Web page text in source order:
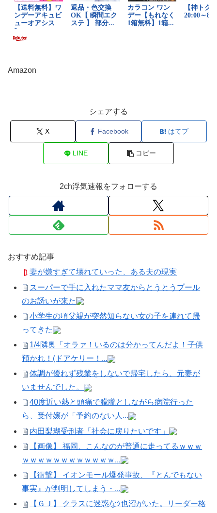
Amazon
シェアする
X Facebook はてブ
LINE コピー
2ch浮気速報をフォローする
おすすめ記事
妻が嫌すぎて壊れていった、ある夫の現実
スーパーで手に入れたママ友からとうとうプール
のお誘いが来た
小学生の頃父親が突然知らない女の子を連れて帰
ってきた
1/4隣奥「オラァ！いるのは分かってんだよ！子供
預かれ！(ドアケリー！...
体調が優れず残業をしないで帰宅したら、元妻が
いませんでした。
40度近い熱と頭痛で朦朧としながら病院行った
ら、受付嬢が「予約のない人...
内田梨瑚受刑者「社会に戻りたいです」
【画像】 福岡、こんなのが普通に走ってるｗｗｗ
ｗｗｗｗｗｗｗｗｗｗｗｗ...
【衝撃】 イオンモール爆発事故、『とんでもない
事実』が判明してしまう・...
【ＧＪ】 クラスに迷惑なｼ也沼がいた。リーダー格